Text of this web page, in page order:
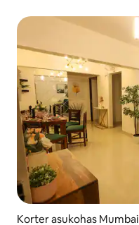
Korter asukohas Mumbai